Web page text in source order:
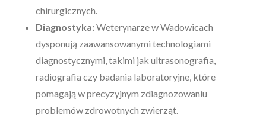
chirurgicznych.
Diagnostyka:Weterynarze w Wadowicach
dysponują zaawansowanymi technologiami
diagnostycznymi, takimi jak ultrasonografia,
radiografia czy badania laboratoryjne, które
pomagają w precyzyjnym zdiagnozowaniu
problemów zdrowotnych zwierząt.